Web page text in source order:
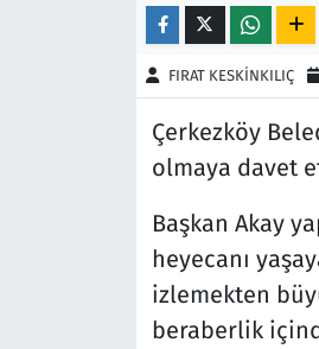
FIRAT KESKİNKILIÇ
Çerkezköy
olmaya davet
Başkan Akay
heyecanı
izlemekten
beraberlik
Süleymanpaşa